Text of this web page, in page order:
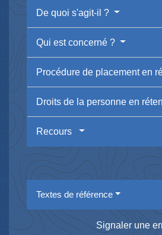
De quoi s'agit-il ?
Qui est concerné ?
Procédure de placement en
Droits de la personne en
Recours
Textes de référence
Signaler une